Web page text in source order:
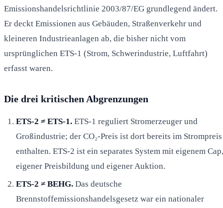
Emissionshandelsrichtlinie 2003/87/EG grundlegend ändert.
Er deckt Emissionen aus Gebäuden, Straßenverkehr und
kleineren Industrieanlagen ab, die bisher nicht vom
ursprünglichen ETS-1 (Strom, Schwerindustrie, Luftfahrt)
erfasst waren.
Die drei kritischen Abgrenzungen
ETS-2 ≠ ETS-1. ETS-1 reguliert Stromerzeuger und
Großindustrie; der CO₂-Preis ist dort bereits im Strompreis
enthalten. ETS-2 ist ein separates System mit eigenem Cap,
eigener Preisbildung und eigener Auktion.
ETS-2 ≠ BEHG. Das deutsche
Brennstoffemissionshandelsgesetz war ein nationaler